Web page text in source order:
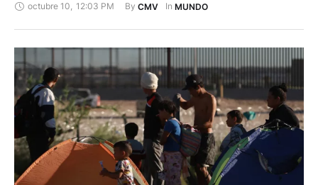
octubre 10, 12:03 PM By CMV In MUNDO